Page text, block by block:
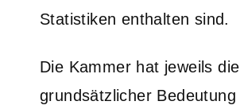
Statistiken enthalten sind.
Die Kammer hat jeweils
grundsätzlicher